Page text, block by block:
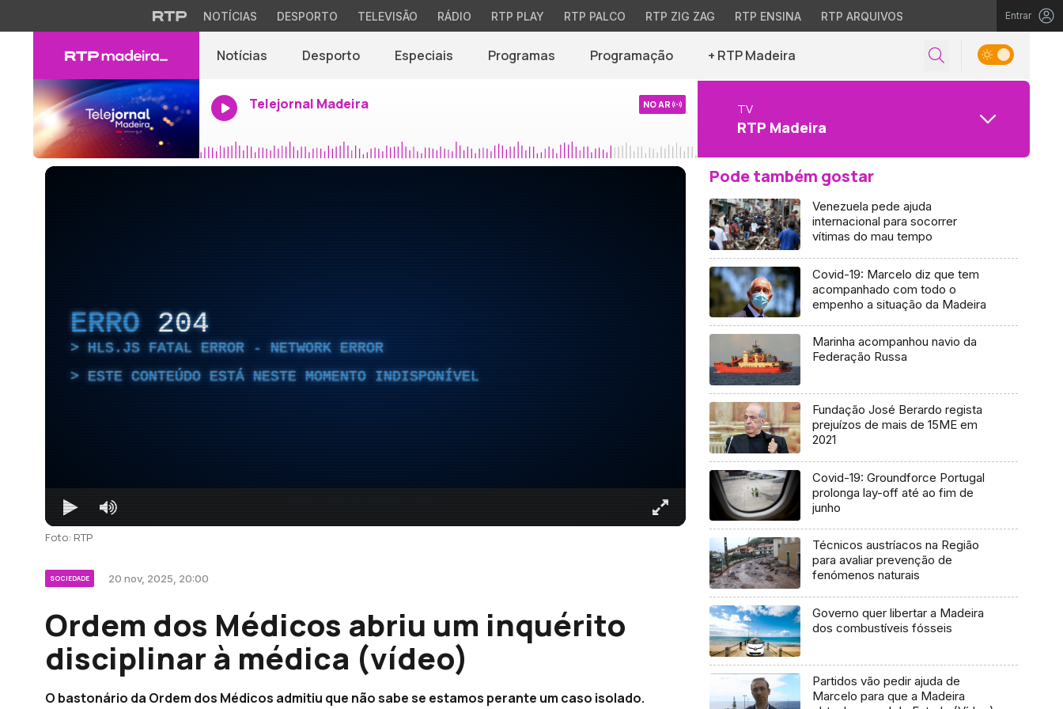
NOTÍCIAS DESPORTO TELEVISÃO RÁDIO RTP PLAY RTP PALCO RTP ZIG ZAG RTP ENSINA RTP ARQUIVOS Entrar
Notícias Desporto Especiais Programas Programação + RTP Madeira
Telejornal Madeira NO AR TV
RTP Madeira
ERRO 204
HLS.JS FATAL ERROR - NETWORK ERROR
ESTE CONTEÚDO ESTÁ NESTE MOMENTO INDISPONÍVEL
Foto: RTP
SOCIEDADE 20 nov, 2025, 20:00
Ordem dos Médicos abriu um inquérito
disciplinar à médica (vídeo)
O bastonário da Ordem dos Médicos admitiu que não sabe se estamos perante um caso isolado.
Pode também gostar
Venezuela pede ajuda
internacional para socorrer
vítimas do mau tempo
Covid-19: Marcelo diz que tem
acompanhado com todo o
empenho a situação da Madeira
Marinha acompanhou navio da
Federação Russa
Fundação José Berardo regista
prejuízos de mais de 15ME em
2021
Covid-19: Groundforce Portugal
prolonga lay-off até ao fim de
junho
Técnicos austríacos na Região
para avaliar prevenção de
fenómenos naturais
Governo quer libertar a Madeira
dos combustíveis fósseis
Partidos vão pedir ajuda de
Marcelo para que a Madeira